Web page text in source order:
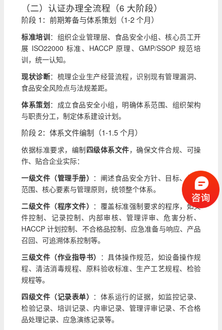
（二）认证办理全流程（6 大阶段）
阶段 1：前期筹备与体系策划（1-2 个月）
标准培训：组织企业管理层、食品安全小组、核心员工开
展 ISO22000 标准、HACCP 原理、GMP/SSOP 规范培
训，统一认知。
现状诊断：梳理企业生产经营流程，识别现有管理漏洞、
食品安全风险点与法规差距。
体系策划：成立食品安全小组，明确体系范围、组织架构
与职责分工，制定体系建设计划。
阶段 2：体系文件编制（1-1.5 个月）
依据标准要求，编制四级体系文件，确保文件合规、可操
作、贴合企业实际：
一级文件（管理手册） ：阐述食品安全方针、目标、体系
范围、核心要素与管理原则，统领整个体系。
二级文件（程序文件） ：覆盖标准强制要求的程序，如文
件控制、记录控制、内部审核、管理评审、危害分析、
HACCP 计划控制、不合格品控制、应急准备与响应、产品
召回、可追溯体系控制等。
三级文件（作业指导书） ：具体操作规范，如设备操作规
程、清洁消毒规程、原料验收标准、生产工艺规程、检验
规程等。
四级文件（记录表单） ：体系运行的证据，如监控记录、
检验记录、培训记录、内审记录、管理评审记录、不合格
品处理记录、应急演练记录等。